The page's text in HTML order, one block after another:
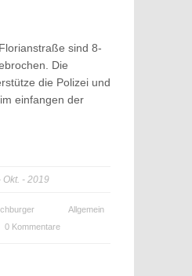
sind 8-
Die
die Polizei und
einfangen der
Okt. 2019
Allgemein
0 Kommentare